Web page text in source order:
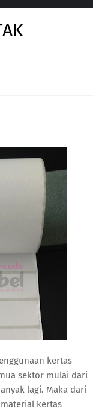
kertas
sektor mulai dari
lagi. Maka dari
kertas